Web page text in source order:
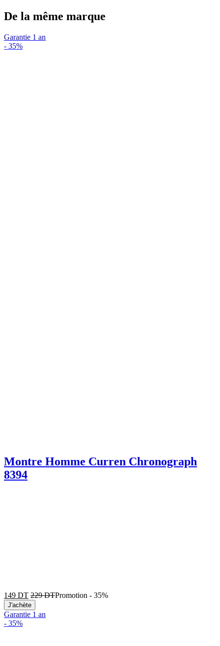
De la même marque
Garantie 1 an
- 35%
Montre Homme Curren Chronograph
8394
149 DT 229DTPromotion - 35%
J'achète
Garantie 1 an
- 35%